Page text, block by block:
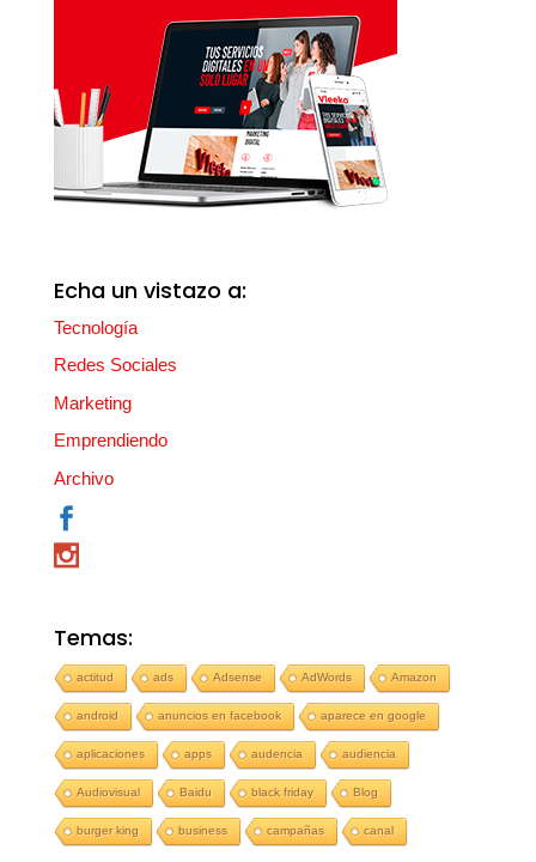
Echa un vistazo a:
Tecnología
Redes Sociales
Marketing
Emprendiendo
Archivo
Temas:
actitud ads Adsense AdWords Amazon
android anuncios en facebook aparece en google
aplicaciones apps audencia audiencia
Audiovisual Baidu black friday Blog
burger king business campañas canal